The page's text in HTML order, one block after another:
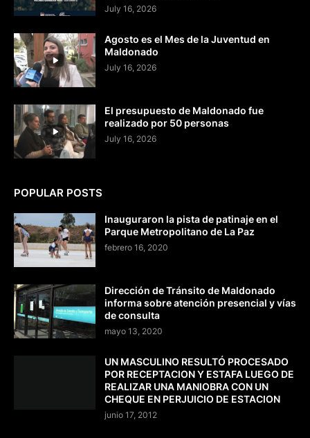
July 16, 2026
Agosto es el Mes de la Juventud en
Maldonado
July 16, 2026
El presupuesto de Maldonado fue
realizado por 50 personas
July 16, 2026
POPULAR POSTS
Inauguraron la pista de patinaje en el
Parque Metropolitano de La Paz
febrero 16, 2020
Dirección de Tránsito de Maldonado
informa sobre atención presencial y vías
de consulta
mayo 13, 2020
UN MASCULINO RESULTÓ PROCESADO
POR RECEPTACION Y ESTAFA LUEGO DE
REALIZAR UNA MANIOBRA CON UN
CHEQUE EN PERJUICIO DE ESTACION
junio 17, 2012